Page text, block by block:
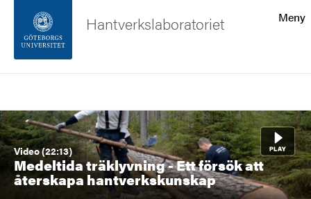
Sidfoten
Om webbplatsen
Meny
Hantverkslaboratoriet
Video (22:13)
Medeltida träklyvning - Ett försök att
återskapa hantverkskunskap
Bild